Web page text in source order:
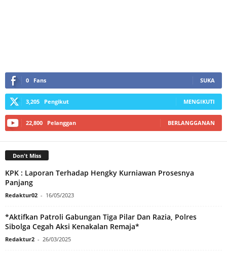
0 Fans SUKA
3,205 Pengikut MENGIKUTI
22,800 Pelanggan BERLANGGANAN
Don't Miss
KPK : Laporan Terhadap Hengky Kurniawan Prosesnya
Panjang
Redaktur02 - 16/05/2023
*Aktifkan Patroli Gabungan Tiga Pilar Dan Razia, Polres
Sibolga Cegah Aksi Kenakalan Remaja*
Redaktur2 - 26/03/2025